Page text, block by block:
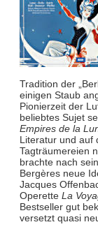
Tradition der
einigen Staub
Pionierzeit der
beliebtes Sujet
Empires de la
Literatur und auf
Tagträumereien
brachte nach
Bergères neue
Jacques
Operette La
Bestseller gut
versetzt quasi